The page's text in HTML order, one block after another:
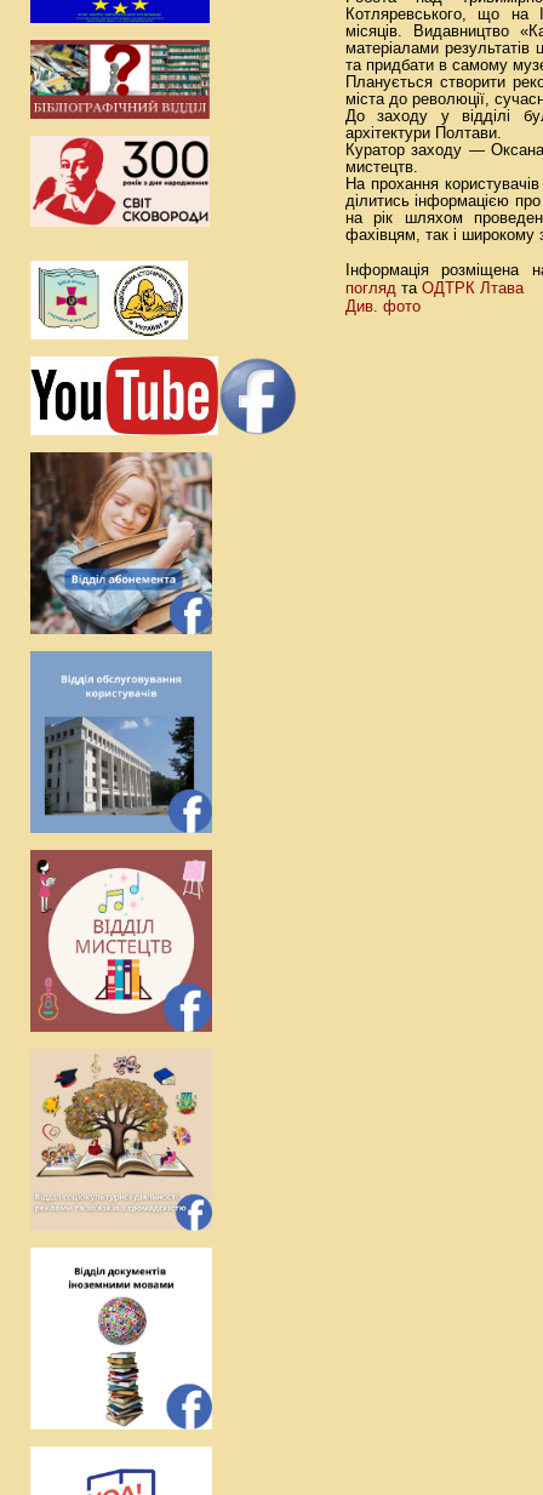
Котляревського, що на
місяців. Видавництво
матеріалами
та придбати в самому
Планується створити
міста до революції,
До заходу у відділі
архітектури Полтави.
Куратор заходу — Оксана
мистецтв.
На прохання
ділитись інформацією
на рік шляхом
фахівцям, так і широкому
Інформація розміщена
погляд та ОДТРК Лтава
Див. фото